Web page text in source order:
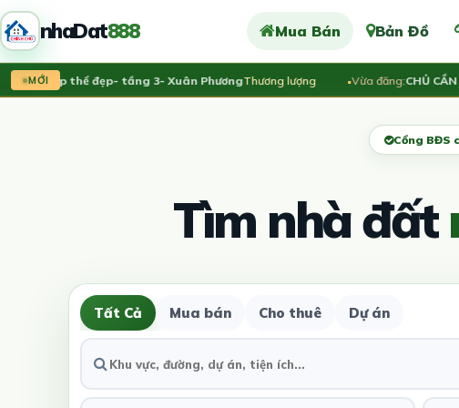
nhaDat888 Mua Bán Bản Đồ
MỚI
tập thể đẹp- tầng 3- Xuân PhươngThương lượng Vừa đăng:CHỦ CẦN
Cổng BĐS
Tìm nhà đất
Tất Cả Mua bán Cho thuê Dự án